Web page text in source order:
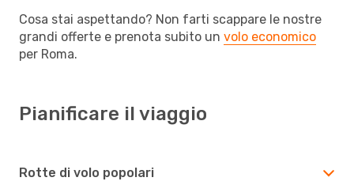
Cosa stai aspettando? Non farti scappare le nostre
grandi offerte e prenota subito un volo economico
per Roma.
Pianificare il viaggio
Rotte di volo popolari